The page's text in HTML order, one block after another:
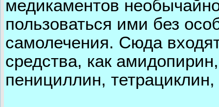
медикаментов
пользоваться ими без
самолечения. Сюда
средства, как
пенициллин,